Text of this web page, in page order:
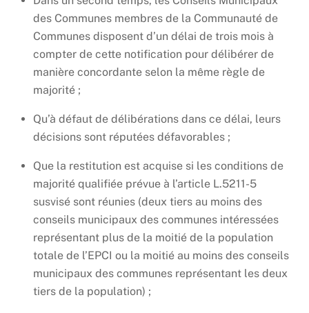
des Communes membres de la Communauté de
Communes disposent d’un délai de trois mois à
compter de cette notification pour délibérer de
manière concordante selon la même règle de
majorité ;
Qu’à défaut de délibérations dans ce délai, leurs
décisions sont réputées défavorables ;
Que la restitution est acquise si les conditions de
majorité qualifiée prévue à l’article L.5211-5
susvisé sont réunies (deux tiers au moins des
conseils municipaux des communes intéressées
représentant plus de la moitié de la population
totale de l’EPCI ou la moitié au moins des conseils
municipaux des communes représentant les deux
tiers de la population) ;